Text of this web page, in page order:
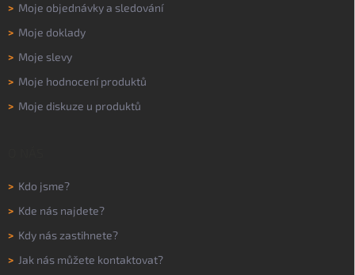
> Moje objednávky a sledování
> Moje doklady
> Moje slevy
> Moje hodnocení produktů
> Moje diskuze u produktů
> Kdo jsme?
> Kde nás najdete?
> Kdy nás zastihnete?
> Jak nás můžete kontaktovat?